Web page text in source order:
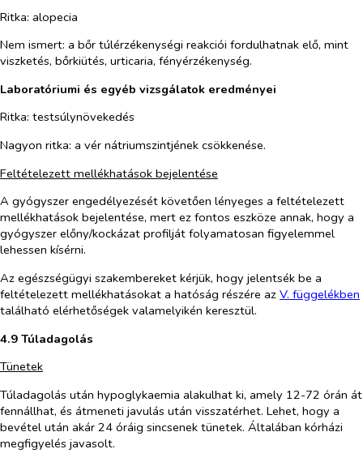
Ritka: alopecia
Nem ismert: a bőr túlérzékenységi reakciói fordulhatnak elő, mint
viszketés, bőrkiütés, urticaria, fényérzékenység.
Laboratóriumi és egyéb vizsgálatok eredményei
Ritka: testsúlynövekedés
Nagyon ritka: a vér nátriumszintjének csökkenése.
Feltételezett mellékhatások bejelentése
A gyógyszer engedélyezését követően lényeges a feltételezett
mellékhatások bejelentése, mert ez fontos eszköze annak, hogy a
gyógyszer előny/kockázat profilját folyamatosan figyelemmel
lehessen kísérni.
Az egészségügyi szakembereket kérjük, hogy jelentsék be a
feltételezett mellékhatásokat a hatóság részére az V. függelékben
található elérhetőségek valamelyikén keresztül.
4.9 Túladagolás
Tünetek
Túladagolás után hypoglykaemia alakulhat ki, amely 12-72 órán át
fennállhat, és átmeneti javulás után visszatérhet. Lehet, hogy a
bevétel után akár 24 óráig sincsenek tünetek. Általában kórházi
megfigyelés javasolt.